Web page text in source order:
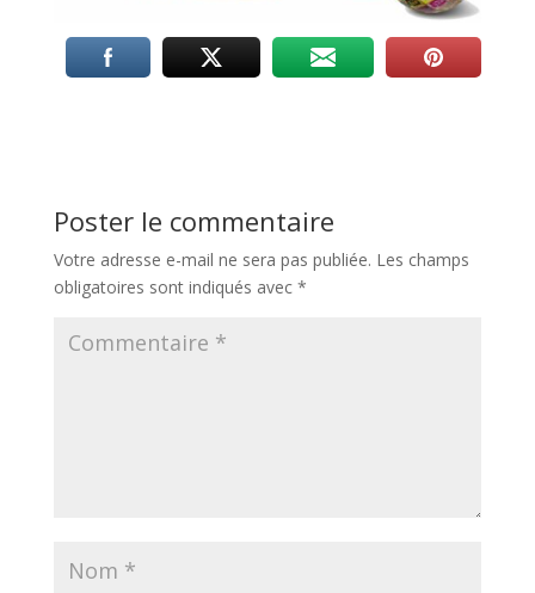
Poster le commentaire
Votre adresse e-mail ne sera pas publiée. Les champs
obligatoires sont indiqués avec *